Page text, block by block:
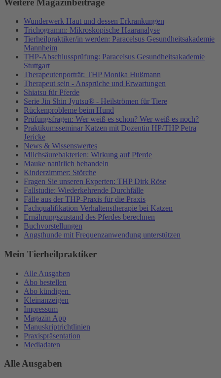
Wunderwerk Haut und dessen Erkrankungen
Trichogramm: Mikroskopische Haaranalyse
Tierheilpraktiker/in werden: Paracelsus Gesundheitsakademie
Mannheim
THP-Abschlussprüfung: Paracelsus Gesundheitsakademie
Stuttgart
Therapeutenporträt: THP Monika Hußmann
Therapeut sein - Ansprüche und Erwartungen
Shiatsu für Pferde
Serie Jin Shin Jyutsu® - Heilströmen für Tiere
Rückenprobleme beim Hund
Prüfungsfragen: Wer weiß es schon? Wer weiß es noch?
Praktikumsseminar Katzen mit Dozentin HP/THP Petra
Jericke
News & Wissenswertes
Milchsäurebakterien: Wirkung auf Pferde
Mauke natürlich behandeln
Kinderzimmer: Störche
Fragen Sie unseren Experten: THP Dirk Röse
Fallstudie: Wiederkehrende Durchfälle
Fälle aus der THP-Praxis für die Praxis
Fachqualifikation Verhaltenstherapie bei Katzen
Ernährungszustand des Pferdes berechnen
Buchvorstellungen
Angsthunde mit Frequenzanwendung unterstützen
Mein Tierheilpraktiker
Alle Ausgaben
Abo bestellen
Abo kündigen
Kleinanzeigen
Impressum
Magazin App
Manuskriptrichtlinien
Praxispräsentation
Mediadaten
Alle Ausgaben